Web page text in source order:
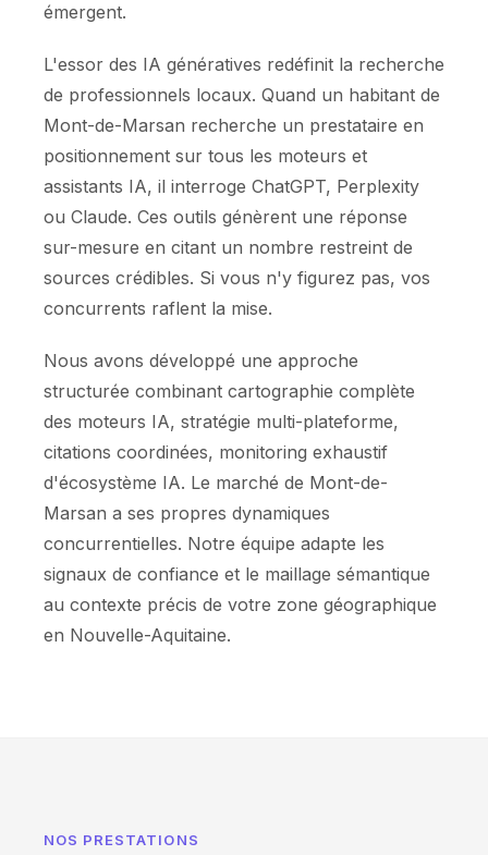
émergent.
L'essor des IA génératives redéfinit la recherche
de professionnels locaux. Quand un habitant de
Mont-de-Marsan recherche un prestataire en
positionnement sur tous les moteurs et
assistants IA, il interroge ChatGPT, Perplexity
ou Claude. Ces outils génèrent une réponse
sur-mesure en citant un nombre restreint de
sources crédibles. Si vous n'y figurez pas, vos
concurrents raflent la mise.
Nous avons développé une approche
structurée combinant cartographie complète
des moteurs IA, stratégie multi-plateforme,
citations coordinées, monitoring exhaustif
d'écosystème IA. Le marché de Mont-de-
Marsan a ses propres dynamiques
concurrentielles. Notre équipe adapte les
signaux de confiance et le maillage sémantique
au contexte précis de votre zone géographique
en Nouvelle-Aquitaine.
NOS PRESTATIONS